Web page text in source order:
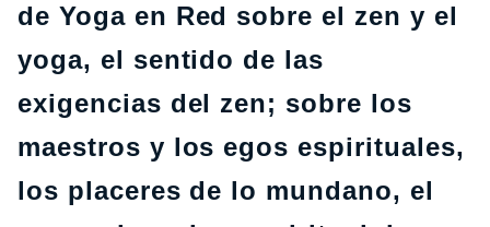
de Yoga en Red sobre el zen y el
yoga, el sentido de las
exigencias del zen; sobre los
maestros y los egos espirituales,
los placeres de lo mundano, el